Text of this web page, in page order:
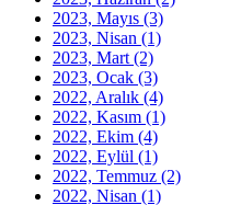
2023, Mayıs (3)
2023, Nisan (1)
2023, Mart (2)
2023, Ocak (3)
2022, Aralık (4)
2022, Kasım (1)
2022, Ekim (4)
2022, Eylül (1)
2022, Temmuz (2)
2022, Nisan (1)